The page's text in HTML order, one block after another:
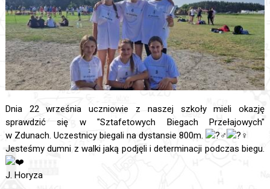
Dnia 22 września uczniowie z naszej szkoły mieli okazję
sprawdzić się w "Sztafetowych Biegach Przełajowych"
w Zdunach. Uczestnicy biegali na dystansie 800m.
Jesteśmy dumni z walki jaką podjęli i determinacji podczas biegu.
J. Horyza